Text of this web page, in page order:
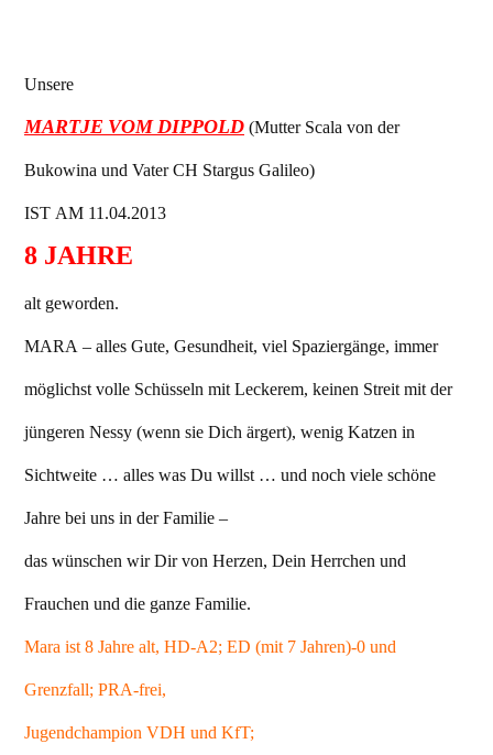
Unsere
MARTJE VOM DIPPOLD (Mutter Scala von der
Bukowina und Vater CH Stargus Galileo)
IST AM 11.04.2013
8 JAHRE
alt geworden.
MARA – alles Gute, Gesundheit, viel Spaziergänge, immer
möglichst volle Schüsseln mit Leckerem, keinen Streit mit der
jüngeren Nessy (wenn sie Dich ärgert), wenig Katzen in
Sichtweite … alles was Du willst … und noch viele schöne
Jahre bei uns in der Familie –
das wünschen wir Dir von Herzen, Dein Herrchen und
Frauchen und die ganze Familie.
Mara ist 8 Jahre alt, HD-A2; ED (mit 7 Jahren)-0 und
Grenzfall; PRA-frei,
Jugendchampion VDH und KfT;